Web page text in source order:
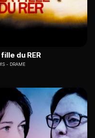
fille du RER
DRAME